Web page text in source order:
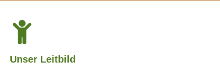
Unser Leitbild